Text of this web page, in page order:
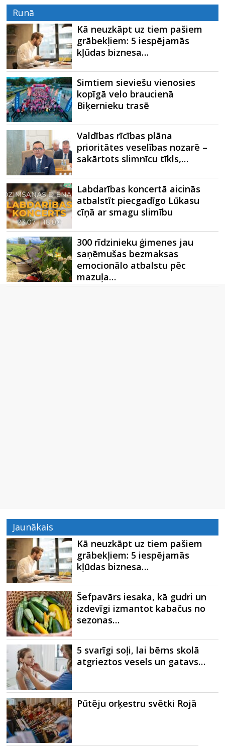
Runā
Kā neuzkāpt uz tiem pašiem
grābekļiem: 5 iespējamās
kļūdas biznesa…
Simtiem sieviešu vienosies
kopīgā velo braucienā
Biķernieku trasē
Valdības rīcības plāna
prioritātes veselības nozarē –
sakārtots slimnīcu tīkls,…
Labdarības koncertā aicinās
atbalstīt piecgadīgo Lūkasu
cīņā ar smagu slimību
300 rīdzinieku ģimenes jau
saņēmušas bezmaksas
emocionālo atbalstu pēc
mazuļa…
Jaunākais
Kā neuzkāpt uz tiem pašiem
grābekļiem: 5 iespējamās
kļūdas biznesa…
Šefpavārs iesaka, kā gudri un
izdevīgi izmantot kabačus no
sezonas…
5 svarīgi soļi, lai bērns skolā
atgrieztos vesels un gatavs…
Pūtēju orķestru svētki Rojā